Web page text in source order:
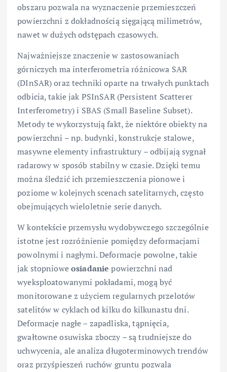
obszaru pozwala na wyznaczenie przemieszczeń
powierzchni z dokładnością sięgającą milimetrów,
nawet w dużych odstępach czasowych.
Najważniejsze znaczenie w zastosowaniach
górniczych ma interferometria różnicowa SAR
(DInSAR) oraz techniki oparte na trwałych punktach
odbicia, takie jak PSInSAR (Persistent Scatterer
Interferometry) i SBAS (Small Baseline Subset).
Metody te wykorzystują fakt, że niektóre obiekty na
powierzchni – np. budynki, konstrukcje stalowe,
masywne elementy infrastruktury – odbijają sygnał
radarowy w sposób stabilny w czasie. Dzięki temu
można śledzić ich przemieszczenia pionowe i
poziome w kolejnych scenach satelitarnych, często
obejmujących wieloletnie serie danych.
W kontekście przemysłu wydobywczego szczególnie
istotne jest rozróżnienie pomiędzy deformacjami
powolnymi i nagłymi. Deformacje powolne, takie
jak stopnioweosiadanie powierzchni nad
wyeksploatowanymi pokładami, mogą być
monitorowane z użyciem regularnych przelotów
satelitów w cyklach od kilku do kilkunastu dni.
Deformacje nagłe – zapadliska, tąpnięcia,
gwałtowne osuwiska zboczy – są trudniejsze do
uchwycenia, ale analiza długoterminowych trendów
oraz przyśpieszeń ruchów gruntu pozwala